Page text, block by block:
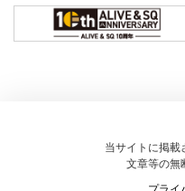
当サイトに掲載
文章等の無